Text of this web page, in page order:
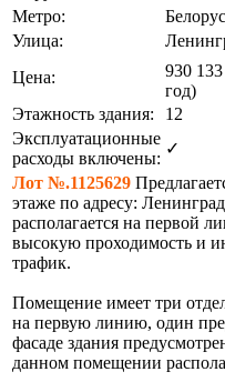
Метро:
Улица:
Цена:
930 133
год)
Этажность здания:
12
Эксплуатационные
расходы включены:
✓
Лот №.1125629
этаже по адресу:
располагается на первой
высокую проходимость и
трафик.
Помещение имеет три
на первую линию, один
фасаде здания
данном помещении